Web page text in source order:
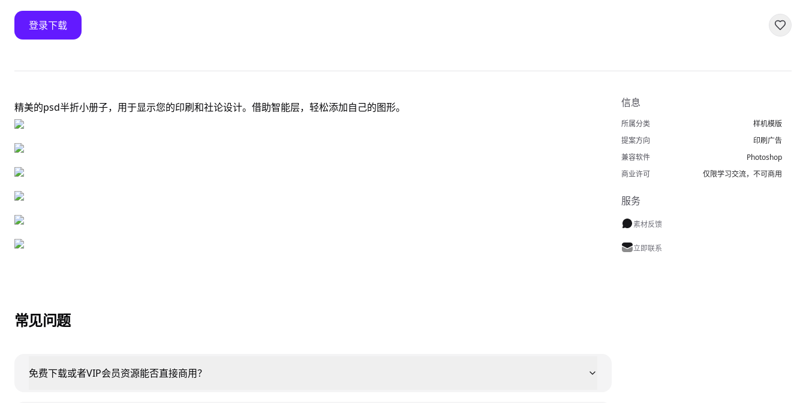
登录下载
精美的psd半折小册子，用于显示您的印刷和社论设计。借助智能层，轻松添加自己的图形。
常见问题
免费下载或者VIP会员资源能否直接商用？
信息
所属分类
样机模版
提案方向
印刷广告
兼容软件
Photoshop
商业许可
仅限学习交流，不可商用
服务
素材反馈
立即联系